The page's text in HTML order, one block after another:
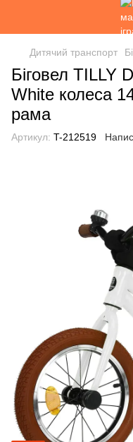
Дитячий транспорт
Біговел TILLY
White колеса
рама
Артикул: T-212519